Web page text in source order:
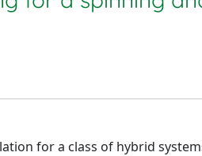
for a class of hybrid